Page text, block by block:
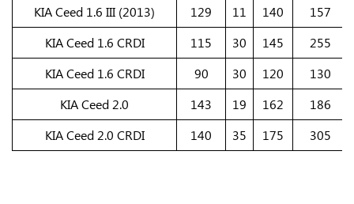
KIA Ceed 1.6 III (2013)
129 11 140
157
KIA Ceed 1.6 CRDI
115 30 145
255
KIA Ceed 1.6 CRDI
90 30 120
130
KIA Ceed 2.0
143 19 162
186
KIA Ceed 2.0 CRDI
140 35 175 305